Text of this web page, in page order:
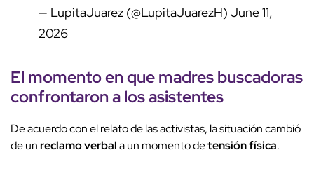
— LupitaJuarez (@LupitaJuarezH) June 11,
2026
El momento en quemadres buscadoras
confrontaron a los asistentes
De acuerdo con el relato de las activistas, la situación cambió
de unreclamo verbala un momento detensión física.